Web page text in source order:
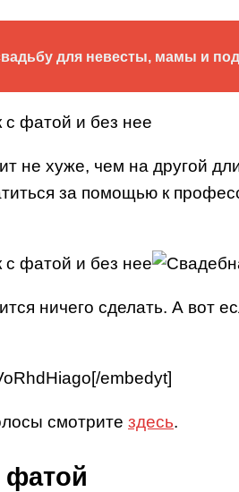
для невесты, мамы и
не хуже, чем на другой
за помощью к
ничего сделать. А вот
embedyt]
смотрите здесь.
фатой